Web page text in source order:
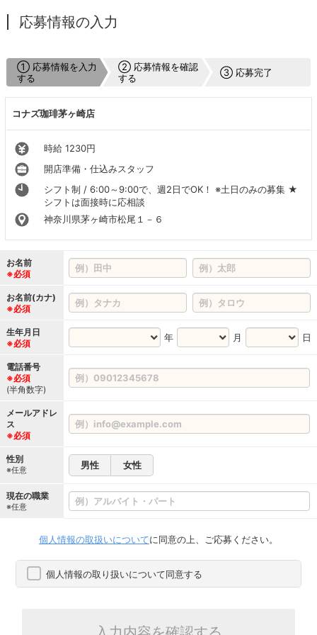
応募情報の入力
① 応募情報を入力
する
② 応募情報を確認
する
③ 応募完了
コナズ珈琲茅ヶ崎店
時給 1230円
開店準備・仕込みスタッフ
シフト制 / 6:00～9:00で、週2日でOK！ ※土日のみの募集 ★
シフトは面接時に応相談
神奈川県茅ヶ崎市松尾１－６
お名前
※必須
お名前(カナ)
※必須
生年月日
※必須
年 月 日
電話番号
※必須
(半角数字)
メールアドレ
ス
※必須
性別
※任意 男性 女性
現在の職業
※任意
個人情報の取扱いについてに同意の上、ご応募ください。
個人情報の取り扱いについて同意する